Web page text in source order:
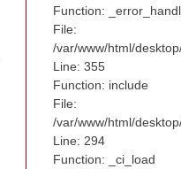
Function:
File:
/var/www/html/
Line: 355
Function: include
File:
/var/www/html/
Line: 294
Function: _ci_load